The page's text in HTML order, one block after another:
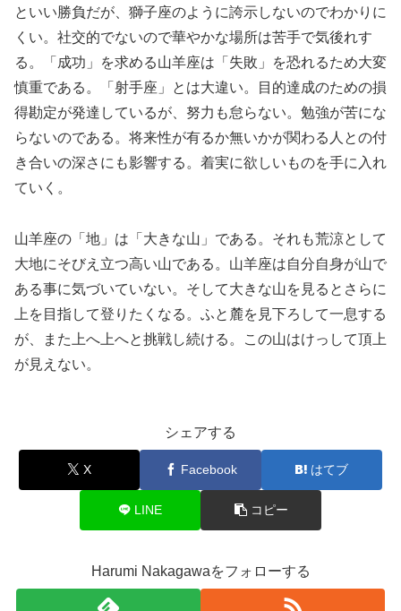
といい勝負だが、獅子座のように誇示しないのでわかりに
くい。社交的でないので華やかな場所は苦手で気後れす
る。「成功」を求める山羊座は「失敗」を恐れるため大変
慎重である。「射手座」とは大違い。目的達成のための損
得勘定が発達しているが、努力も怠らない。勉強が苦にな
らないのである。将来性が有るか無いかが関わる人との付
き合いの深さにも影響する。着実に欲しいものを手に入れ
ていく。
山羊座の「地」は「大きな山」である。それも荒涼として
大地にそびえ立つ高い山である。山羊座は自分自身が山で
ある事に気づいていない。そして大きな山を見るとさらに
上を目指して登りたくなる。ふと麓を見下ろして一息する
が、また上へ上へと挑戦し続ける。この山はけっして頂上
が見えない。
シェアする
X Facebook はてブ
LINE コピー
Harumi Nakagawaをフォローする